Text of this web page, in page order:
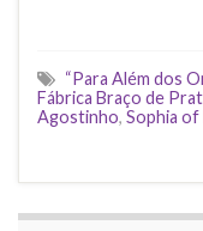
“Para Além dos
Fábrica Braço de
Agostinho, Sophia